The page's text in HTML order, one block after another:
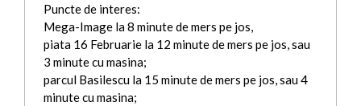
Puncte de interes:
Mega-Image la 8 minute de mers pe jos,
piata 16 Februarie la 12 minute de mers pe jos, sau
3 minute cu masina;
parcul Basilescu la 15 minute de mers pe jos, sau 4
minute cu masina;